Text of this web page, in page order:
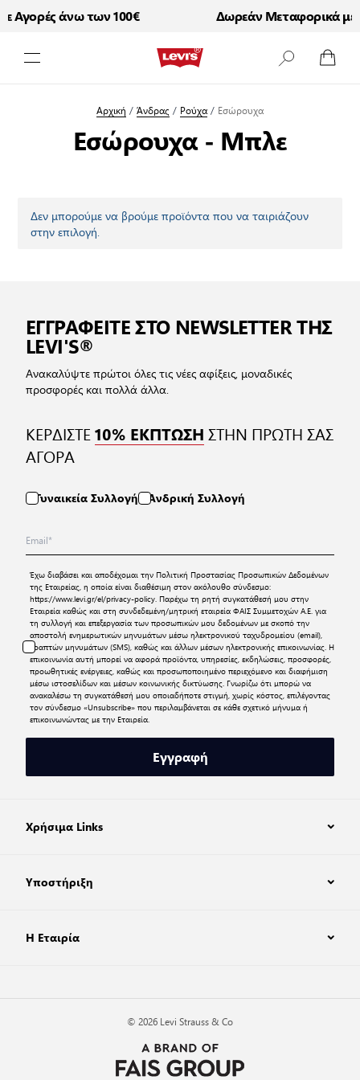
Αγορές άνω των 100€ Δωρεάν Μεταφορικά με
Αρχική /Άνδρας / Ρούχα/ Εσώρουχα
Εσώρουχα - Μπλε
Δεν μπορούμε να βρούμε προϊόντα που να ταιριάζουν
στην επιλογή.
ΕΓΓΡΑΦΕΙΤΕ ΣΤΟ NEWSLETTER ΤΗΣ
LEVI'S®
Ανακαλύψτε πρώτοι όλες τις νέες αφίξεις, μοναδικές
προσφορές και πολλά άλλα.
ΚΕΡΔΙΣΤΕ10% ΕΚΠΤΩΣΗ ΣΤΗΝ ΠΡΩΤΗ ΣΑΣ
ΑΓΟΡΑ
Γυναικεία Συλλογή Ανδρική Συλλογή
Έχω διαβάσει και αποδέχομαι την Πολιτική Προστασίας Προσωπικών Δεδομένων
της Εταιρείας, η οποία είναι διαθέσιμη στον ακόλουθο σύνδεσμο:
https://www.levi.gr/el/privacy-policy. Παρέχω τη ρητή συγκατάθεσή μου στην
Εταιρεία καθώς και στη συνδεδεμένη/μητρική εταιρεία ΦΑΙΣ Συμμετοχών Α.Ε. για
τη συλλογή και επεξεργασία των προσωπικών μου δεδομένων με σκοπό την
αποστολή ενημερωτικών μηνυμάτων μέσω ηλεκτρονικού ταχυδρομείου (email),
γραπτών μηνυμάτων (SMS), καθώς και άλλων μέσων ηλεκτρονικής επικοινωνίας. Η
επικοινωνία αυτή μπορεί να αφορά προϊόντα, υπηρεσίες, εκδηλώσεις, προσφορές,
προωθητικές ενέργειες, καθώς και προσωποποιημένο περιεχόμενο και διαφήμιση
μέσω ιστοσελίδων και μέσων κοινωνικής δικτύωσης. Γνωρίζω ότι μπορώ να
ανακαλέσω τη συγκατάθεσή μου οποιαδήποτε στιγμή, χωρίς κόστος, επιλέγοντας
τον σύνδεσμο «Unsubscribe» που περιλαμβάνεται σε κάθε σχετικό μήνυμα ή
επικοινωνώντας με την Εταιρεία.
Εγγραφή
Χρήσιμα Links
Υποστήριξη
Η Εταιρία
© 2026 Levi Strauss & Co